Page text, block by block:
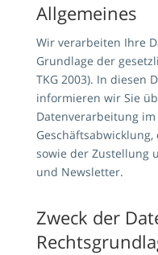
Allgemeines
Wir verarbeiten Ihre
Grundlage der
TKG 2003). In diesen
informieren wir Sie
Datenverarbeitung
sowie der Zustellung
und Newsletter.
Zweck der